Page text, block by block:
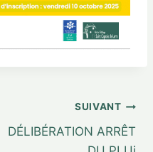
SUIVANT
DÉLIBÉRATION ARRÊT